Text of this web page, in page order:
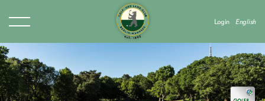
Login English